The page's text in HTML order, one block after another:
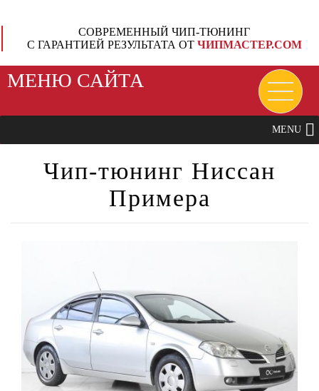
СОВРЕМЕННЫЙ ЧИП-ТЮНИНГ
С ГАРАНТИЕЙ РЕЗУЛЬТАТА ОТ ЧИПМАСТЕР.СОМ
MENU
МЕНЮ САЙТА
Чип-тюнинг Ниссан
Примера